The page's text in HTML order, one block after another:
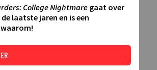
©
College Nightmaregaat over
laatste jaren en is een